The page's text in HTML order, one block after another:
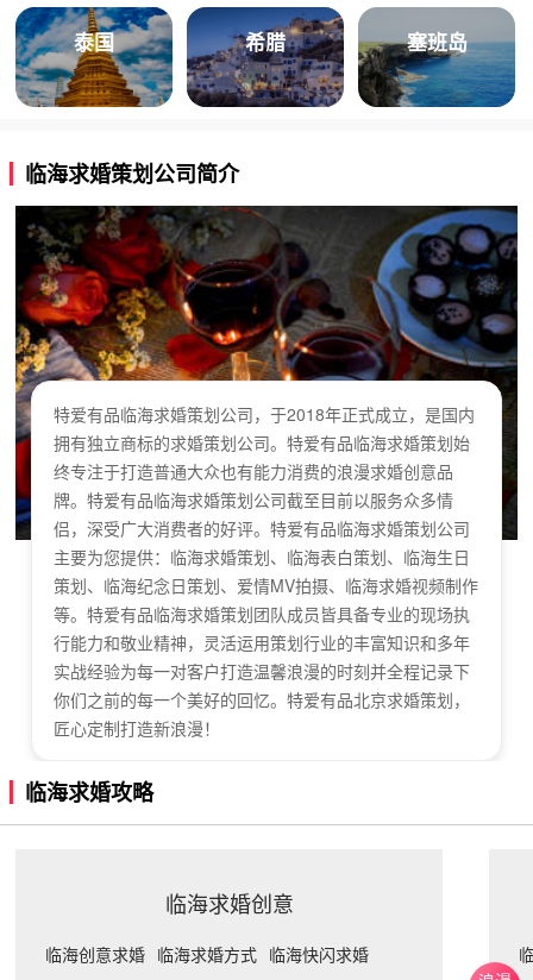
泰国 希腊 塞班岛
临海求婚策划公司简介
特爱有品临海求婚策划公司，于2018年正式成立，是国内
拥有独立商标的求婚策划公司。特爱有品临海求婚策划始
终专注于打造普通大众也有能力消费的浪漫求婚创意品
牌。特爱有品临海求婚策划公司截至目前以服务众多情
侣，深受广大消费者的好评。特爱有品临海求婚策划公司
主要为您提供：临海求婚策划、临海表白策划、临海生日
策划、临海纪念日策划、爱情MV拍摄、临海求婚视频制作
等。特爱有品临海求婚策划团队成员皆具备专业的现场执
行能力和敬业精神，灵活运用策划行业的丰富知识和多年
实战经验为每一对客户打造温馨浪漫的时刻并全程记录下
你们之前的每一个美好的回忆。特爱有品北京求婚策划，
匠心定制打造新浪漫！
临海求婚攻略
临海求婚创意
临海创意求婚 临海求婚方式 临海快闪求婚